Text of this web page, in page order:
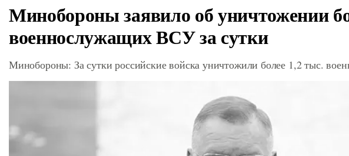
Минобороны заявило об уничтожении
военнослужащих ВСУ за сутки
Минобороны: За сутки российские войска уничтожили более 1,2 тыс.